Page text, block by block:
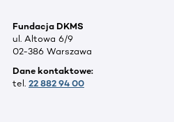
Fundacja DKMS
ul. Altowa 6/9
02-386 Warszawa
Dane kontaktowe:
tel. 22 882 94 00